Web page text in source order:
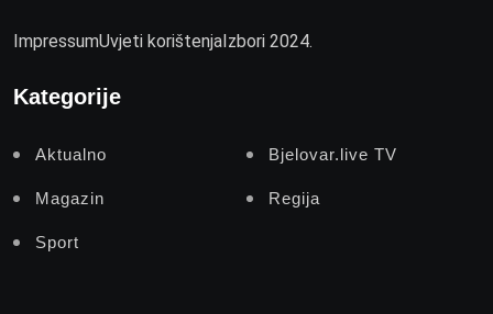
ImpressumUvjeti korištenja Izbori 2024.
Kategorije
Aktualno Bjelovar.live TV
Magazin Regija
Sport